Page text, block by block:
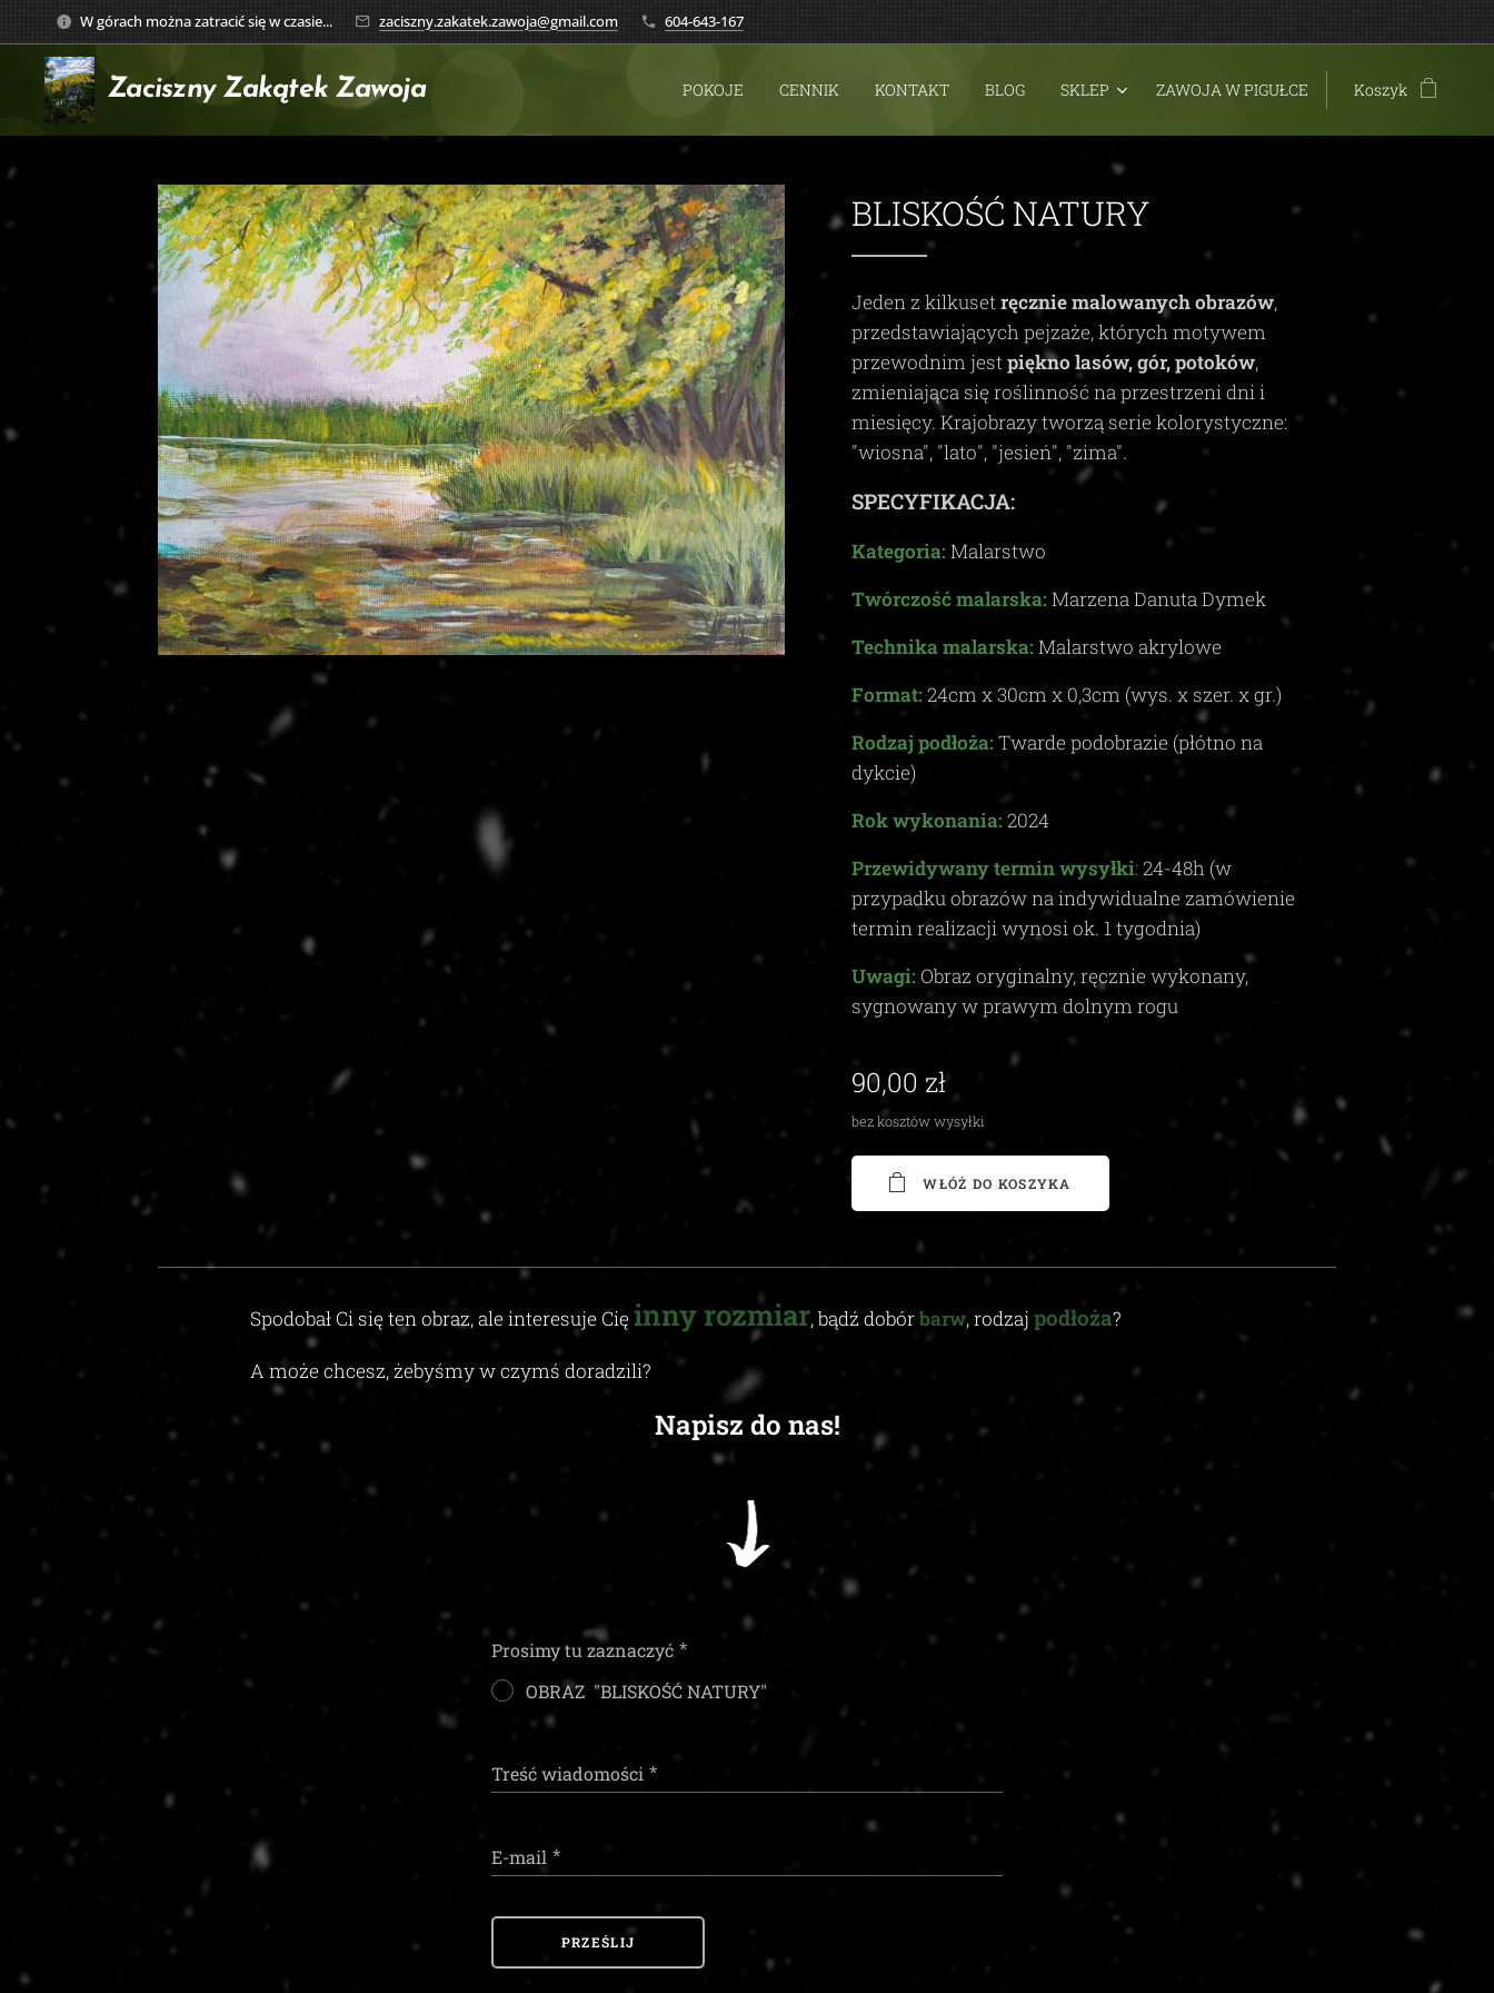
W górach można zatracić się w czasie... zaciszny.zakatek.zawoja@gmail.com 604-643-167
Zaciszny Zakątek Zawoja POKOJE CENNIK KONTAKT BLOG SKLEP ZAWOJA W PIGUŁCE Koszyk
BLISKOŚĆ NATURY
Jeden z kilkusetręcznie malowanych obrazów,
przedstawiających pejzaże, których motywem
przewodnim jestpiękno lasów, gór, potoków,
zmieniająca się roślinność na przestrzeni dni i
miesięcy. Krajobrazy tworzą serie kolorystyczne:
"wiosna", "lato", "jesień", "zima".
SPECYFIKACJA:
Kategoria:Malarstwo
Twórczość malarska: Marzena Danuta Dymek
Technika malarska: Malarstwo akrylowe
Format: 24cm x30cm x 0,3cm (wys. x szer. x gr.)
Rodzaj podłoża: Twarde podobrazie (płótno na
dykcie)
Rok wykonania: 2024
Przewidywany termin wysyłki:24-48h (w
przypadku obrazów na indywidualne zamówienie
termin realizacji wynosi ok.1tygodnia)
Uwagi: Obraz oryginalny, ręcznie wykonany,
sygnowany w prawym dolnym rogu
90,00 zł
bez kosztów wysyłki
WŁÓŻ DO KOSZYKA
Spodobał Ci się ten obraz, ale interesuje Cięinny rozmiar, bądź dobórbarw, rodzaj podłoża?
A może chcesz, żebyśmy w czymś doradzili?
Napisz do nas!
Prosimy tu zaznaczyć
OBRAZ "BLISKOŚĆ NATURY"
Treść wiadomości
E-mail
PRZEŚLIJ